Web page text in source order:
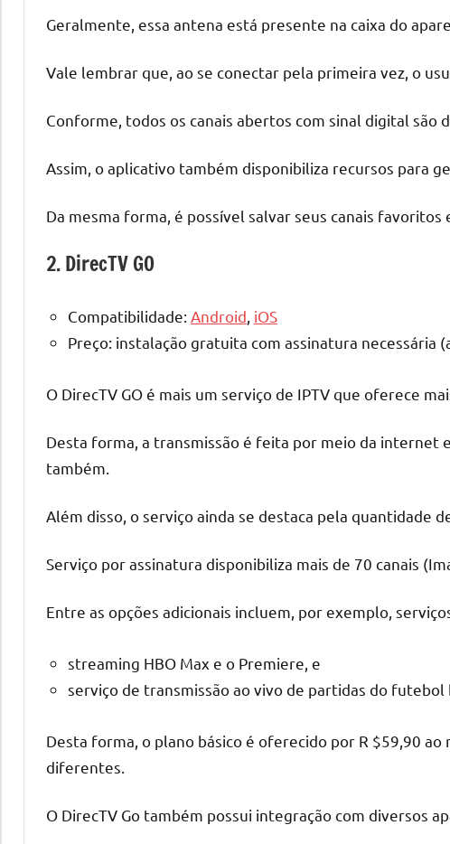
Geralmente, essa antena está presente na caixa do
Vale lembrar que, ao se conectar pela primeira vez, o
Conforme, todos os canais abertos com sinal digital são
Assim, o aplicativo também disponibiliza recursos para
Da mesma forma, é possível salvar seus canais
2. DirecTV GO
Compatibilidade: Android, iOS
Preço: instalação gratuita com assinatura necessária
O DirecTV GO é mais um serviço de IPTV que oferece
Desta forma, a transmissão é feita por meio da internet
também.
Além disso, o serviço ainda se destaca pela quantidade
Serviço por assinatura disponibiliza mais de 70 canais
Entre as opções adicionais incluem, por exemplo,
streaming HBO Max e o Premiere, e
serviço de transmissão ao vivo de partidas do futebol
Desta forma, o plano básico é oferecido por R $59,90
diferentes.
O DirecTV Go também possui integração com diversos